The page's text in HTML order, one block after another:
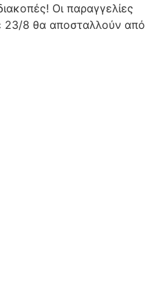
Οι παραγγελίες
8 θα αποσταλλούν από